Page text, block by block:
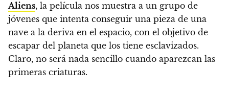
Aliens, la película nos muestra a un grupo de
jóvenes que intenta conseguir una pieza de una
nave a la deriva en el espacio, con el objetivo de
escapar del planeta que los tiene esclavizados.
Claro, no será nada sencillo cuando aparezcan las
primeras criaturas.